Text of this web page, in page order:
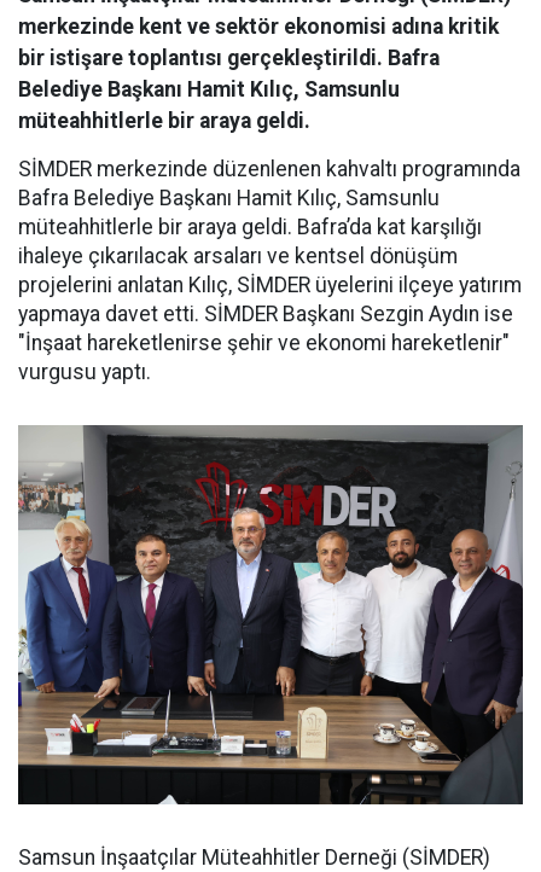
merkezinde kent ve sektör ekonomisi adına kritik
bir istişare toplantısı gerçekleştirildi. Bafra
Belediye Başkanı Hamit Kılıç, Samsunlu
müteahhitlerle bir araya geldi.
SİMDER merkezinde düzenlenen kahvaltı programında
Bafra Belediye Başkanı Hamit Kılıç, Samsunlu
müteahhitlerle bir araya geldi. Bafra’da kat karşılığı
ihaleye çıkarılacak arsaları ve kentsel dönüşüm
projelerini anlatan Kılıç, SİMDER üyelerini ilçeye yatırım
yapmaya davet etti. SİMDER Başkanı Sezgin Aydın ise
"İnşaat hareketlenirse şehir ve ekonomi hareketlenir"
vurgusu yaptı.
Samsun İnşaatçılar Müteahhitler Derneği (SİMDER)